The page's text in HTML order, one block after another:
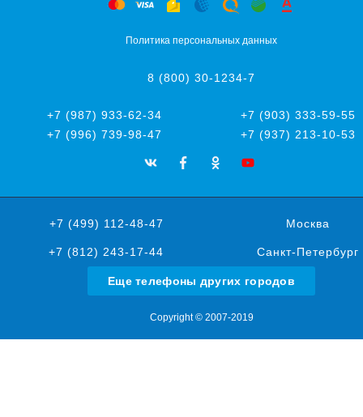
Политика персональных данных
8 (800) 30-1234-7
+7 (987) 933-62-34
+7 (903) 333-59-55
+7 (996) 739-98-47
+7 (937) 213-10-53
+7 (499) 112-48-47 Москва
+7 (812) 243-17-44 Санкт-Петербург
Еще телефоны других городов
Copyright © 2007-2019